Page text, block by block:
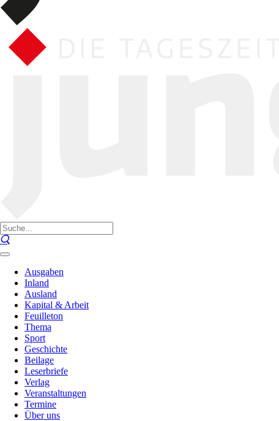
Ausgaben
Inland
Ausland
Kapital & Arbeit
Feuilleton
Thema
Sport
Geschichte
Beilage
Leserbriefe
Verlag
Veranstaltungen
Termine
Über uns